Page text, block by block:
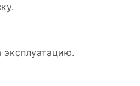
эксплуатацию.